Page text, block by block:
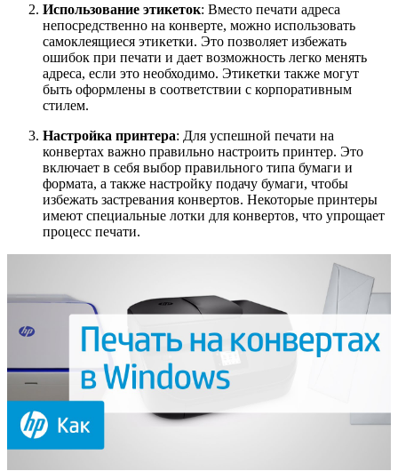
Использование этикеток: Вместо печати адреса
непосредственно на конверте, можно использовать
самоклеящиеся этикетки. Это позволяет избежать
ошибок при печати и дает возможность легко менять
адреса, если это необходимо. Этикетки также могут
быть оформлены в соответствии с корпоративным
стилем.
Настройка принтера: Для успешной печати на
конвертах важно правильно настроить принтер. Это
включает в себя выбор правильного типа бумаги и
формата, а также настройку подачу бумаги, чтобы
избежать застревания конвертов. Некоторые принтеры
имеют специальные лотки для конвертов, что упрощает
процесс печати.